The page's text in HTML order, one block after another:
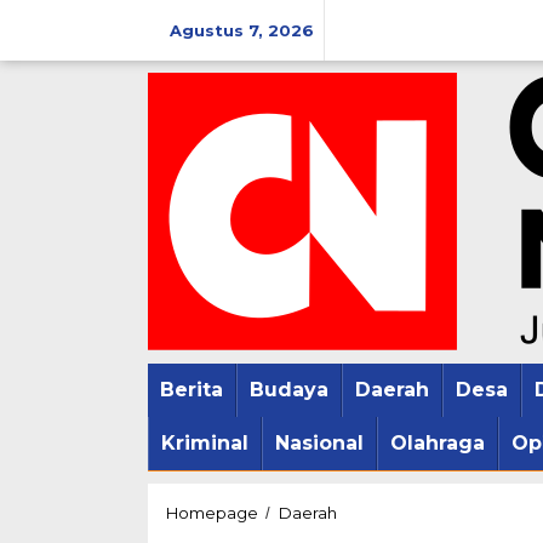
konten
Agustus 7, 2026
Berita Budaya Daerah Desa
Kriminal Nasional Olahraga
Homepage / Daerah